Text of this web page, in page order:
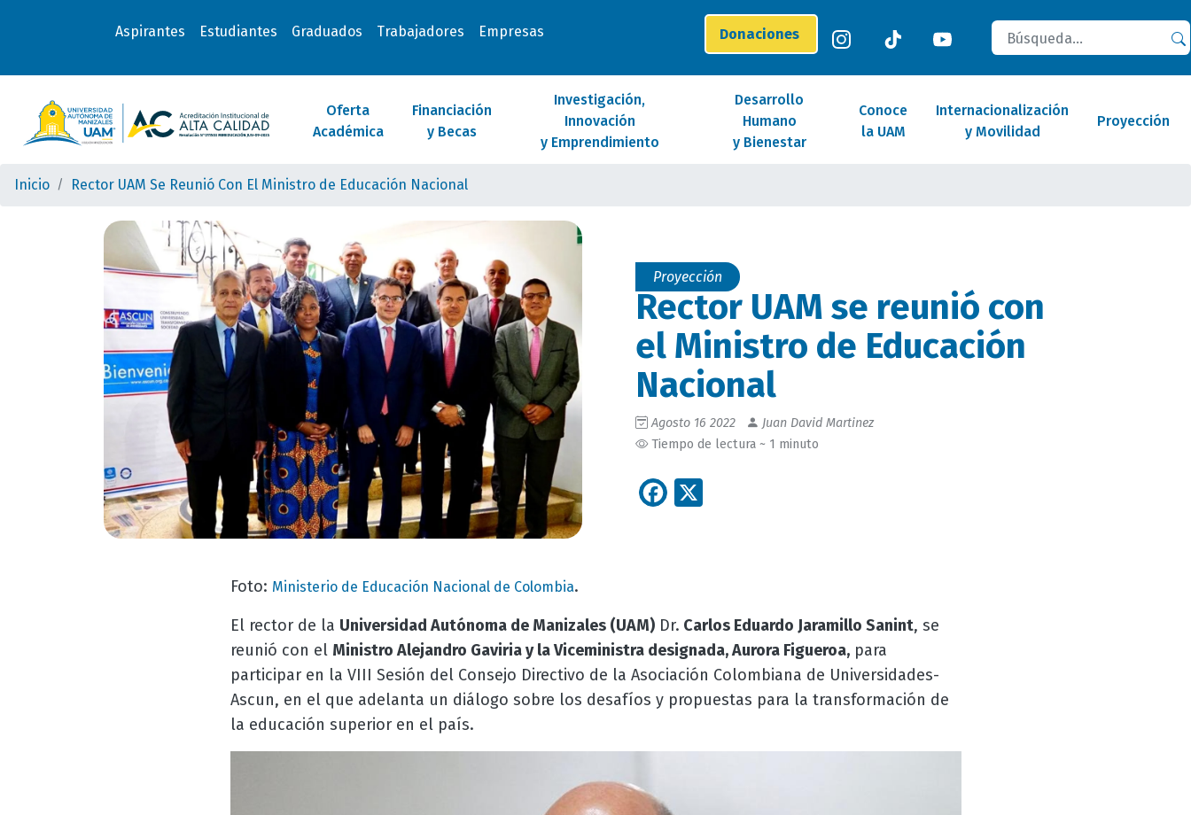
Aspirantes Estudiantes Graduados Trabajadores Empresas Donaciones
Buscar
Oferta
Académica
Financiación
y Becas
Investigación,
Innovación
y Emprendimiento
Desarrollo
Humano
y Bienestar
Conoce
la UAM
Internacionalización
y Movilidad
Proyección
Inicio Rector UAM Se Reunió Con El Ministro de Educación Nacional
Proyección
Rector UAM se reunió con
el Ministro de Educación
Nacional
Agosto 16 2022
Juan David Martinez
Tiempo de lectura ~ 1 minuto
Facebook
Foto: Ministerio de Educación Nacional de Colombia.
El rector de la Universidad Autónoma de Manizales (UAM)Dr. Carlos Eduardo Jaramillo Sanint, se
reunió con el Ministro Alejandro Gaviria y la Viceministra designada, Aurora Figueroa,para
participar en la VIII Sesión del Consejo Directivo de la Asociación Colombiana de Universidades-
Ascun, en el que adelanta un diálogo sobre los desafíos y propuestas para la transformación de
la educación superior en el país.